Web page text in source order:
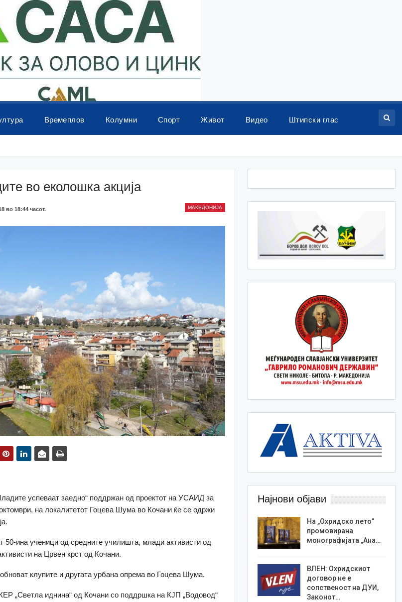
Времеплов Колумни Спорт Живот Видео Штипски глас
во еколошка акција
МАКЕДОНИЈА
во 18:44 часот.
успеваат заедно“ поддржан од проектот на УСАИД за
октомври, на локалитетот Гоцева Шума во Кочани ќе се одржи
50-ина ученици од средните училишта, млади активисти од
на Црвен крст од Кочани.
клупите и другата урбана опрема во Гоцева Шума.
„Светла иднина“ од Кочани со поддршка на КЈП „Водовод“
Најнови објави
На „Охридско лето“
промовирана
монографијата „Ана…
ВЛЕН: Охридскиот
договор не е
сопственост на ДУИ,
Законот…